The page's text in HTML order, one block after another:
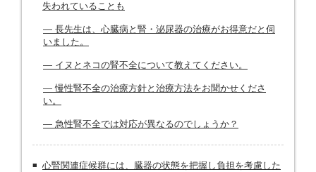
失われていることも
― 長先生は、心臓病と腎・泌尿器の治療がお得意だと伺
いました。
― イヌとネコの腎不全について教えてください。
― 慢性腎不全の治療方針と治療方法をお聞かせくださ
い。
― 急性腎不全では対応が異なるのでしょうか？
心腎関連症候群には、臓器の状態を把握し負担を考慮した